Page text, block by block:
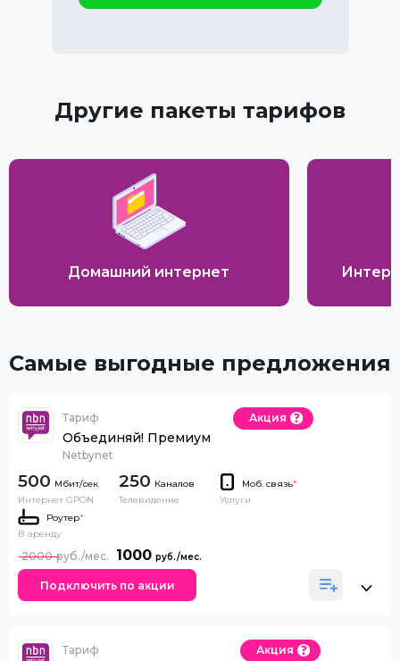
Другие пакеты тарифов
Домашний интернет
Самые выгодные предложения
Тариф
Объединяй! Премиум
Netbynet
Акция
500
Интернет GPON
250 Каналов
Телевидение
Моб. связь*
Услуги
Роутер*
В аренду
1000
2000
Подключить по акции
Тариф Акция